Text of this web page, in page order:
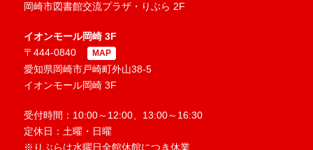
岡崎市図書館交流プラザ・りぶら 2F
イオンモール岡崎 3F
〒444-0840
MAP
愛知県岡崎市戸崎町外山38-5
イオンモール岡崎 3F
受付時間：10:00～12:00、13:00～16:30
定休日：土曜・日曜
※りぶらは水曜日全館休館につき休業